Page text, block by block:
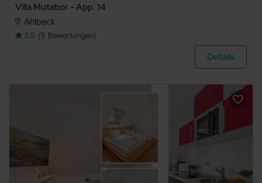
Villa Mutabor - App. 14
Ahlbeck
3,5 5 Bewertungen
Details